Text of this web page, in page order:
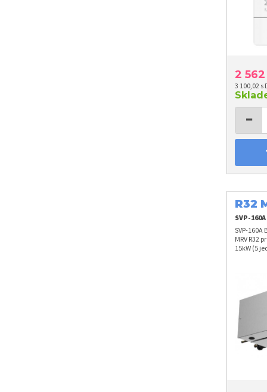
2 562
3 100,02 s
−
R32
15kW
SVP-160A
SVP-
MRV R32
15kW (5